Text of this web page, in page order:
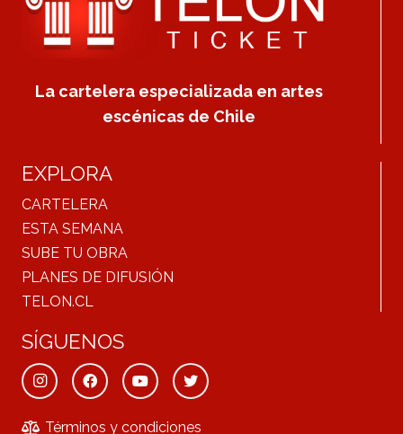
La cartelera especializada en artes
escénicas de Chile
EXPLORA
CARTELERA
ESTA SEMANA
SUBE TU OBRA
PLANES DE DIFUSIÓN
TELON.CL
SÍGUENOS
Términos y condiciones